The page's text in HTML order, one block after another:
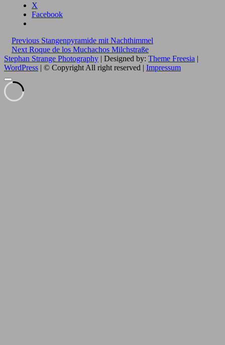
X
Facebook
Beitragsnavigation
Previous Previous
post:
Stangenpyramide mit Nachthimmel
Next Next
post:
Roque de los Muchachos Milchstraße
Stephan Strange Photography | Designed by: Theme Freesia |
WordPress | © Copyright All right reserved | Impressum